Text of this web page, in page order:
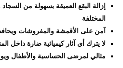
إزالة البقع العميقة بسهولة من
المختلفة
آمن على الأقمشة والمفروشات
لا يترك أي آثار كيميائية ضارة داخل
مثالي لمرضى الحساسية والأطفال